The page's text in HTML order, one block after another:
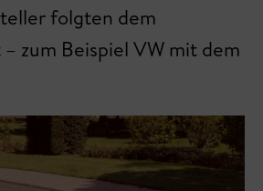
folgten dem
zum Beispiel VW mit dem